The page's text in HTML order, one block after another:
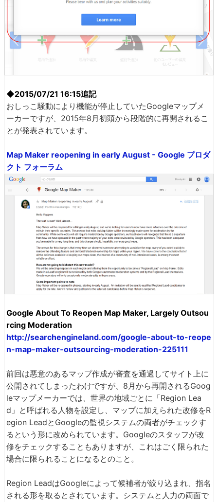
◆2015/07/21 16:15追記
おしっこ騒動により機能が停止していたGoogleマップメ
ーカーですが、2015年8月初頭から段階的に再開されるこ
とが発表されています。
Map Maker reopening in early August - Google プロダ
クト フォーラム
Google About To Reopen Map Maker, Largely Outsou
rcing Moderation
http://searchengineland.com/google-about-to-reope
n-map-maker-outsourcing-moderation-225111
前回は悪意のあるマップ作成が審査を通過してサイト上に
公開されてしまったわけですが、8月から再開されるGoog
leマップメーカーでは、世界の地域ごとに「Region Lea
d」と呼ばれる人物を設定し、マップに加えられた改修をR
egion LeadとGoogleの監視システムの両者がチェックす
るという形に改められています。Googleのスタッフが改
修をチェックすることもありますが、これはごく限られた
場合に限られることになるとのこと。
Region LeadはGoogleによって候補者が絞り込まれ、指名
される形を取るとされています。システムと人力の両面で